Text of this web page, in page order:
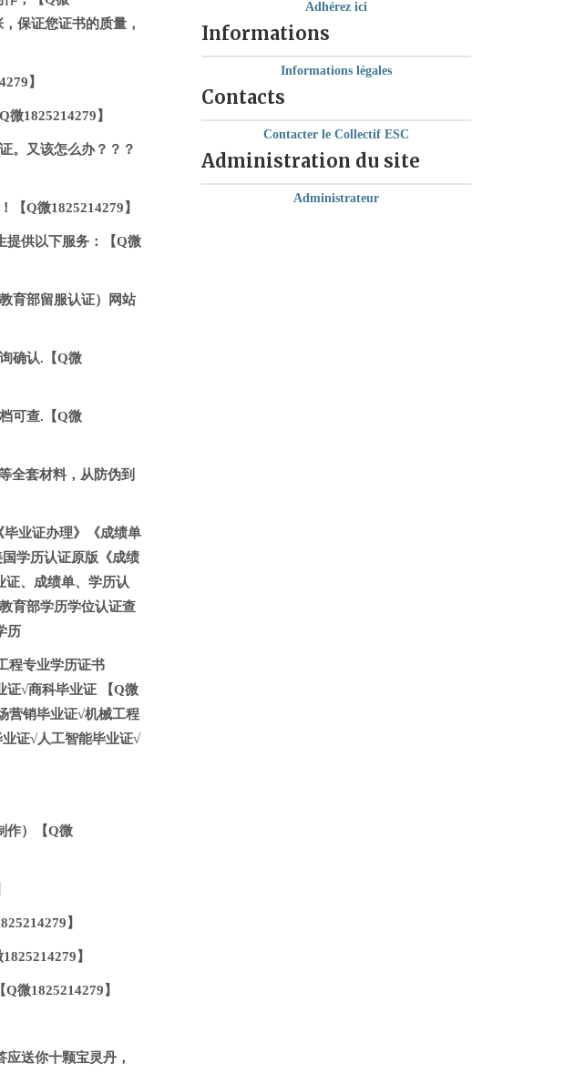
保证您证书的质量，
】
1825214279】
。又该怎么办？？？
【Q微1825214279】
提供以下服务：【Q微
育部留服认证）网站
确认.【Q微
可查.【Q微
全套材料，从防伪到
业证办理》《成绩单
学历认证原版《成绩
、成绩单、学历认
育部学历学位认证查
历
程专业学历证书
证√商科毕业证 【Q微
营销毕业证√机械工程
证√人工智能毕业证√
作）【Q微
】
】
微1825214279】
送你十颗宝灵丹，
Adhérez ici
Informations
Informations légales
Contacts
Contacter le Collectif ESC
Administration du site
Administrateur